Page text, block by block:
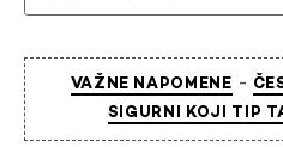
VAŽNE NAPOMENE -
SIGURNI KOJI TIP